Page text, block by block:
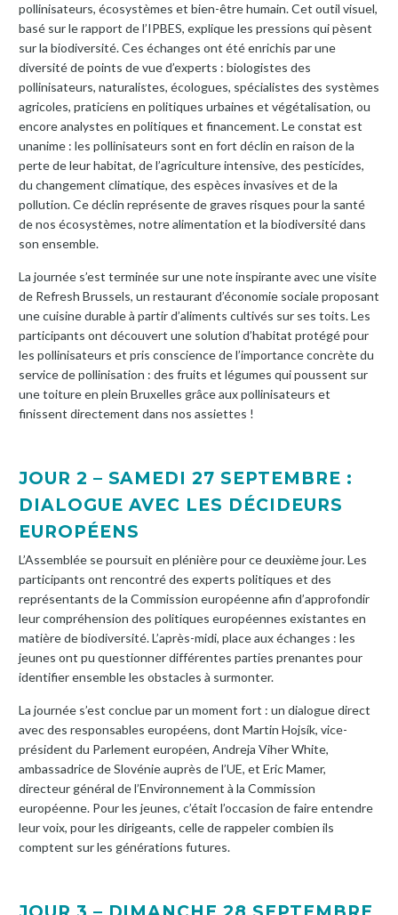
pollinisateurs, écosystèmes et bien-être humain. Cet outil visuel,
basé sur le rapport de l’IPBES, explique les pressions qui pèsent
sur la biodiversité. Ces échanges ont été enrichis par une
diversité de points de vue d’experts : biologistes des
pollinisateurs, naturalistes, écologues, spécialistes des systèmes
agricoles, praticiens en politiques urbaines et végétalisation, ou
encore analystes en politiques et financement. Le constat est
unanime : les pollinisateurs sont en fort déclin en raison de la
perte de leur habitat, de l’agriculture intensive, des pesticides,
du changement climatique, des espèces invasives et de la
pollution. Ce déclin représente de graves risques pour la santé
de nos écosystèmes, notre alimentation et la biodiversité dans
son ensemble.
La journée s’est terminée sur une note inspirante avec une visite
de Refresh Brussels, un restaurant d’économie sociale proposant
une cuisine durable à partir d’aliments cultivés sur ses toits. Les
participants ont découvert une solution d’habitat protégé pour
les pollinisateurs et pris conscience de l’importance concrète du
service de pollinisation : des fruits et légumes qui poussent sur
une toiture en plein Bruxelles grâce aux pollinisateurs et
finissent directement dans nos assiettes !
JOUR 2 – SAMEDI 27 SEPTEMBRE :
DIALOGUE AVEC LES DÉCIDEURS
EUROPÉENS
L’Assemblée se poursuit en plénière pour ce deuxième jour. Les
participants ont rencontré des experts politiques et des
représentants de la Commission européenne afin d’approfondir
leur compréhension des politiques européennes existantes en
matière de biodiversité. L’après-midi, place aux échanges : les
jeunes ont pu questionner différentes parties prenantes pour
identifier ensemble les obstacles à surmonter.
La journée s’est conclue par un moment fort : un dialogue direct
avec des responsables européens, dont Martin Hojsík, vice-
président du Parlement européen, Andreja Viher White,
ambassadrice de Slovénie auprès de l’UE, et Eric Mamer,
directeur général de l’Environnement à la Commission
européenne. Pour les jeunes, c’était l’occasion de faire entendre
leur voix, pour les dirigeants, celle de rappeler combien ils
comptent sur les générations futures.